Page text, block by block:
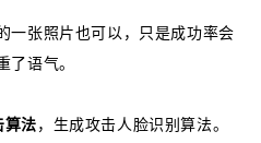
一张照片也可以，只是成功率会
了语气。
算法，生成攻击人脸识别算法。